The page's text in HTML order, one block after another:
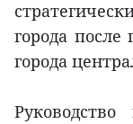
города после
города